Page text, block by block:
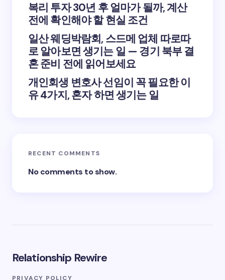
복리 투자 30년 후 얼마가 될까, 계산
전에 확인해야 할 현실 조건
일산 웨딩박람회, 스드메 업체 따로따
로 알아보면 생기는 일 — 경기 북부 결
혼 준비 전에 읽어보세요
개인회생 변호사 선임이 꼭 필요한 이
유 4가지, 혼자 하면 생기는 일
RECENT COMMENTS
No comments to show.
Relationship Rewire
PRIVACY POLICY